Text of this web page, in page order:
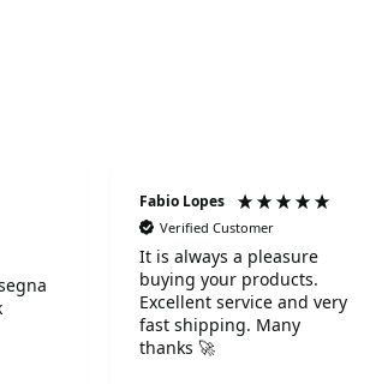
Fabio Lopes
Verified Customer
It is always a pleasure
buying your products.
Excellent service and very
fast shipping. Many
thanks 🚀